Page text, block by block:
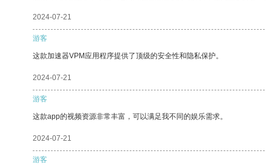
2024-07-21
游客
这款加速器VPM应用程序提供了顶级的安全性和隐私保护。
2024-07-21
游客
这款app的视频资源非常丰富，可以满足我不同的娱乐需求。
2024-07-21
游客